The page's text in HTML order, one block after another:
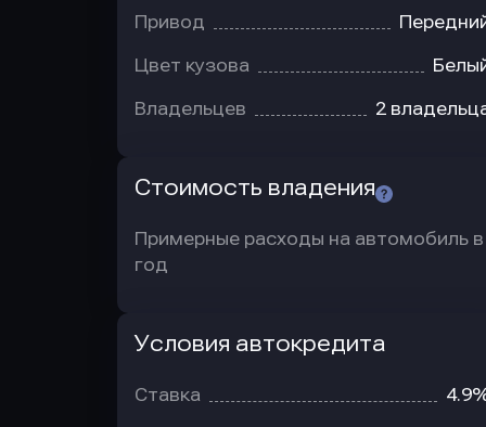
Привод
Цвет кузова
Владельцев 2
Стоимость владения
Примерные расходы на автомобиль в
год
Условия автокредита
Ставка